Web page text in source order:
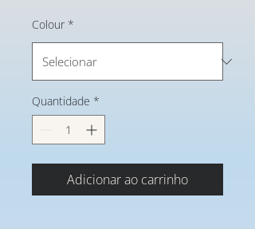
Colour *
Quantidade *
Adicionar ao carrinho